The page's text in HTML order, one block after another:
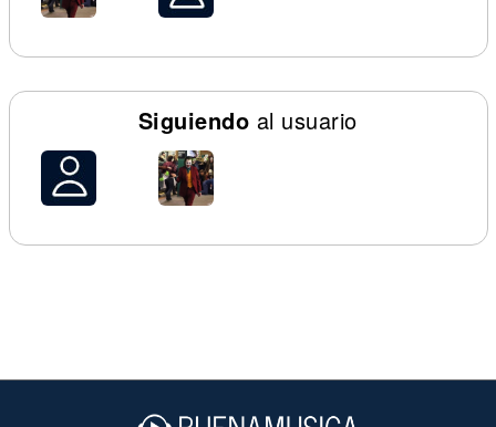
Siguiendo al usuario